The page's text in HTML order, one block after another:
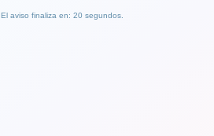
El aviso finaliza en: 19 segundos.